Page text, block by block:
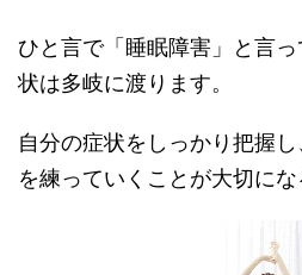
ひと言で「睡眠障害」と言
状は多岐に渡ります。
自分の症状をしっかり把握
を練っていくことが大切にな